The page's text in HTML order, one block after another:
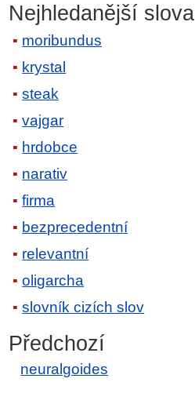
Nejhledanější slova
moribundus
krystal
steak
vajgar
hrdobce
narativ
firma
bezprecedentní
relevantní
oligarcha
slovník cizích slov
Předchozí
neuralgoides